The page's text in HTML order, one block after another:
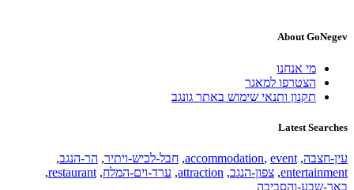
About GoNegev
מי אנחנו
הצטרפו למאגר
תקנון ותנאי שימוש באתר גונגב
Latest Searches
עין-חצבה,
accommodation, event
, חבל-לכיש-ויתיר, הר-הנגב,
entertainment
, צפון-הנגב,
attraction
, ערד-וים-המלח,
restaurant
,
באר-שבע-והסביבה